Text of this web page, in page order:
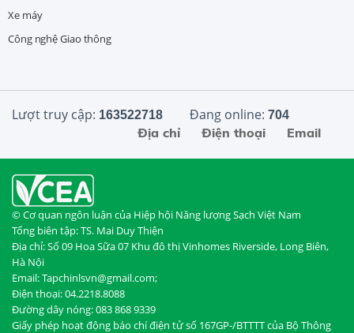
Xe máy
Công nghệ Giao thông
Lượt truy cập: 163522718 Đang online: 704
Email
Điện thoại
Địa chỉ
© Cơ quan ngôn luận của Hiệp hội Năng lượng Sạch Việt Nam
Tổng biên tập: TS. Mai Duy Thiện
Địa chỉ: Số 09 Hoa Sữa 07 Khu đô thị Vinhomes Riverside, Long Biên,
Hà Nội
Email: Tapchinlsvn@gmail.com;
Điện thoại: 04.2218.8088
Đường dây nóng: 083 868 9339
Giấy phép hoạt động báo chí điện tử số 167GP-/BTTTT của Bộ Thông